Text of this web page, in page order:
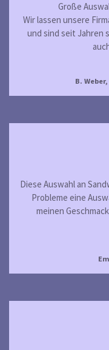
Große
Wir lassen unsere
und sind seit Jahren
B.
Diese Auswahl an
Probleme eine
meinen